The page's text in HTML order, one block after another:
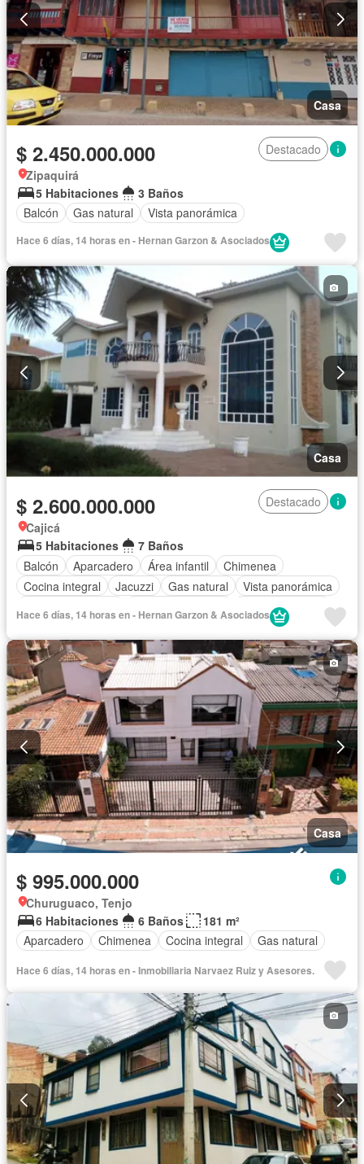
Casa
$ 2.450.000.000
Destacado
Zipaquirá
5 Habitaciones
3 Baños
Balcón
Gas natural Vista panorámica
Hace 6 días, 14 horas en - Hernan Garzon & Asociados
Casa
$ 2.600.000.000
Destacado
Cajicá
5 Habitaciones
7 Baños
Balcón
Aparcadero Área infantil
Chimenea
Cocina integral
Jacuzzi Gas natural
Vista panorámica
Cancha de tenis
Hace 6 días, 14 horas en - Hernan Garzon & Asociados
Casa
$ 995.000.000
Churuguaco, Tenjo
6 Habitaciones
6 Baños
181 m²
Aparcadero
Chimenea Cocina integral Gas natural
Hace 6 días, 14 horas en - Inmobiliaria Narvaez Ruiz y Asesores.